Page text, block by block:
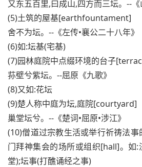
又东五百里,曰成山,四方而三坛。--《
(5)土筑的屋基[earthfountament]
舍不为坛。--《左传•襄公二十八年》
(6)如:坛基(宅基)
(7)园林庭院中点缀环境的台子
荪壁兮紫坛。--屈原《九歌》
(8)又如:花坛
(9)楚人称中庭为坛,庭院[courtyard]
巢堂坛兮。--《楚词•屈原•涉江》
(10)僧道过宗教生活或举行祈祷法
门拜神集会的场所或组织[hall]。如
堂);坛事(打醮诵经之事)